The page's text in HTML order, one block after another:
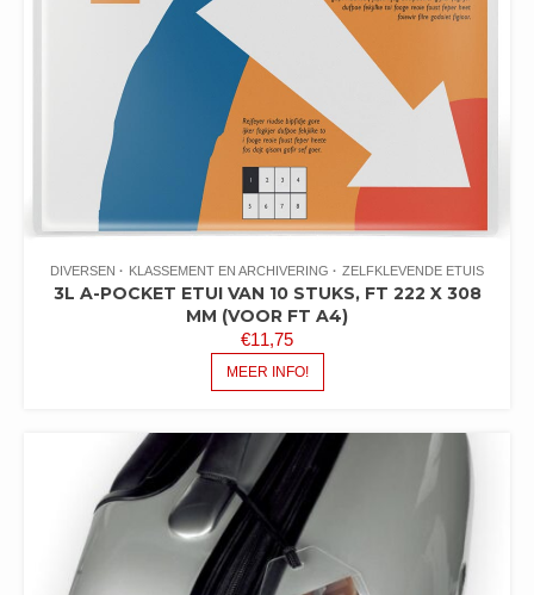
DIVERSEN KLASSEMENT EN ARCHIVERING ZELFKLEVENDE ETUIS
3L A-POCKET ETUI VAN 10 STUKS, FT 222 X 308
MM (VOOR FT A4)
€11,75
MEER INFO!